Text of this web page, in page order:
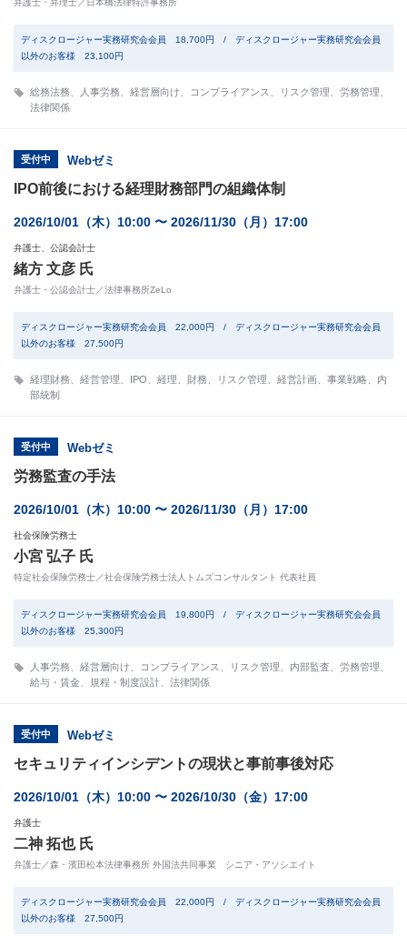
弁護士・弁理士／日本橋法律特許事務所
ディスクロージャー実務研究会会員 18,700円 / ディスクロージャー実務研究会会員
以外のお客様 23,100円
総務法務 人事労務 経営層向け コンプライアンス リスク管理 労務管理
法律関係
受付中 Webゼミ
IPO前後における経理財務部門の組織体制
2026/10/01（木）10:00 〜 2026/11/30（月）17:00
弁護士、公認会計士
緒方 文彦 氏
弁護士・公認会計士／法律事務所ZeLo
ディスクロージャー実務研究会会員 22,000円 / ディスクロージャー実務研究会会員
以外のお客様 27,500円
経理財務 経営管理 IPO 経理 財務 リスク管理 経営計画 事業戦略
内
部統制
受付中 Webゼミ
労務監査の手法
2026/10/01（木）10:00 〜 2026/11/30（月）17:00
社会保険労務士
小宮 弘子 氏
特定社会保険労務士／社会保険労務士法人トムズコンサルタント 代表社員
ディスクロージャー実務研究会会員 19,800円 / ディスクロージャー実務研究会会員
以外のお客様 25,300円
人事労務 経営層向け コンプライアンス リスク管理 内部監査 労務管理
給与・賃金
規程・制度設計 法律関係
受付中 Webゼミ
セキュリティインシデントの現状と事前事後対応
2026/10/01（木）10:00 〜 2026/10/30（金）17:00
弁護士
二神 拓也 氏
弁護士／森・濱田松本法律事務所 外国法共同事業 シニア・アソシエイト
ディスクロージャー実務研究会会員 22,000円 / ディスクロージャー実務研究会会員
以外のお客様 27,500円